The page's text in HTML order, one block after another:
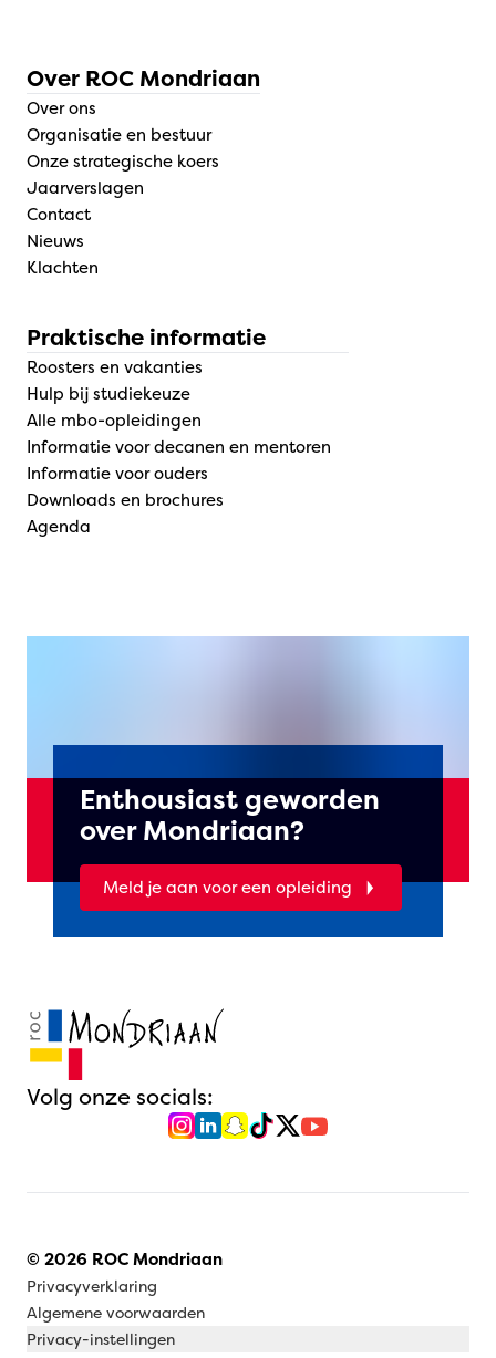
Over ROC Mondriaan
Over ons
Organisatie en bestuur
Onze strategische koers
Jaarverslagen
Contact
Nieuws
Klachten
Praktische informatie
Roosters en vakanties
Hulp bij studiekeuze
Alle mbo-opleidingen
Informatie voor decanen en mentoren
Informatie voor ouders
Downloads en brochures
Agenda
Enthousiast geworden
over Mondriaan?
Meld je aan voor een opleiding
Volg onze socials:
© 2026 ROC Mondriaan
Privacyverklaring
Algemene voorwaarden
Privacy-instellingen